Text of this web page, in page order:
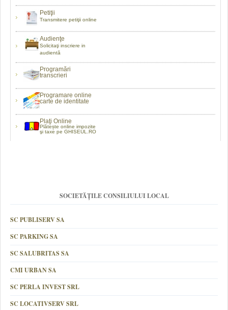
Petiţii
Transmitere petiţii online
Audienţe
Solicitaţi inscriere in
audientă
Programări
transcrieri
Programare online
carte de identitate
Plaţi Online
Plătește online impozite
şi taxe pe GHISEUL.RO
SOCIETĂȚILE CONSILIULUI LOCAL
SC PUBLISERV SA
SC PARKING SA
SC SALUBRITAS SA
CMI URBAN SA
SC PERLA INVEST SRL
SC LOCATIVSERV SRL